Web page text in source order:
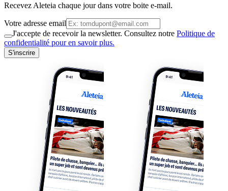
Recevez Aleteia chaque jour dans votre boite e-mail.
Votre adresse email
J'accepte de recevoir la newsletter. Consultez notre Politique de
confidentialité pour en savoir plus.
S'inscrire